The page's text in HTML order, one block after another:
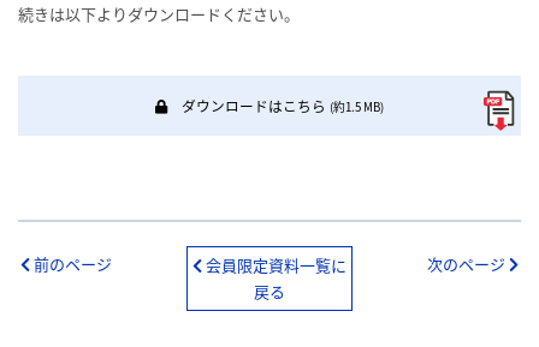
続きは以下よりダウンロードください。
ダウンロードはこちら (約1.5 MB)
前のページ
会員限定資料一覧に
戻る
次のページ